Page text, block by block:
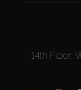
14th Floor,